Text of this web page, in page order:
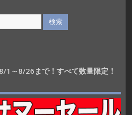
1～8/26まで！すべて数量限定！